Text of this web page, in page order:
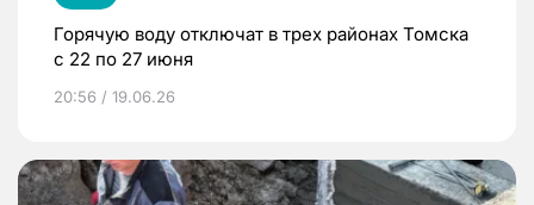
Горячую воду отключат в трех районах Томска
с 22 по 27 июня
20:56 / 19.06.26